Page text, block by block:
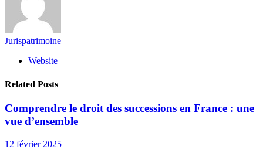
Jurispatrimoine
Website
Related Posts
Comprendre le droit des successions en France : une
vue d’ensemble
12 février 2025